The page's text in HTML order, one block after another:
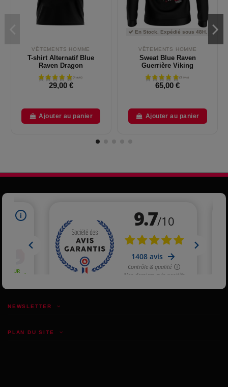
VÊTEMENTS HOMME
T-shirt Alternatif Blue
Raven Dragon
29,00 €
Ajouter au panier
En Stock. Expédié sous 48H.
VÊTEMENTS HOMME
Sweat Blue Raven
Guerrière Viking
65,00 €
Ajouter au panier
PLAN DU SITE
NEWSLETTER